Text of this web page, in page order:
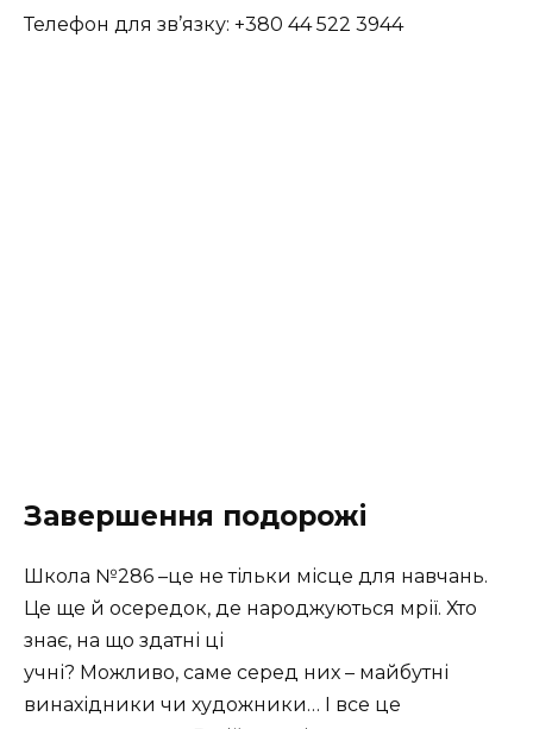
Телефон для зв’язку: +380 44 522 3944
Завершення подорожі
Школа №286 –це не тільки місце для навчань.
Це ще й осередок, де народжуються мрії. Хто
знає, на що здатні ці
учні? Можливо, саме серед них – майбутні
винахідники чи художники… І все це